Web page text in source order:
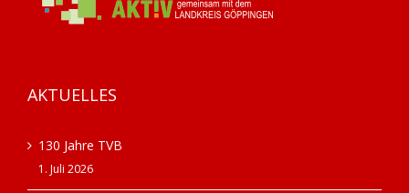
AKTUELLES
130 Jahre TVB
1. Juli 2026